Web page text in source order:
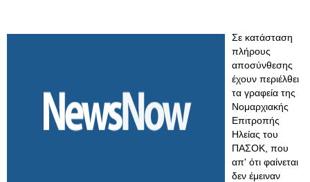
Σε κατάσταση
πλήρους
αποσύνθεσης
έχουν περιέλθει
τα γραφεία της
Νομαρχιακής
Επιτροπής
Ηλείας του
ΠΑΣΟΚ, που
απ' ότι φαίνεται
δεν έμειναν